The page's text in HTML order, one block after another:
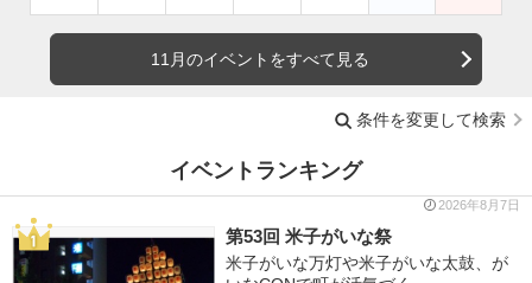
11月のイベントをすべて見る
条件を変更して検索
イベントランキング
2026年8月7日
第53回 米子がいな祭
米子がいな万灯や米子がいな太鼓、が